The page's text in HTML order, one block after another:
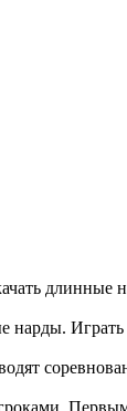
нарды.
Первым